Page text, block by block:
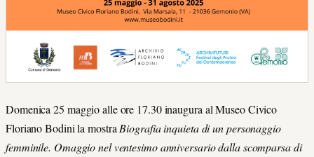
Domenica 25 maggio alle ore 17.30 inaugura al Museo Civico
Floriano Bodini la mostra Biografia inquieta di un personaggio
femminile. Omaggio nel ventesimo anniversario dalla scomparsa di